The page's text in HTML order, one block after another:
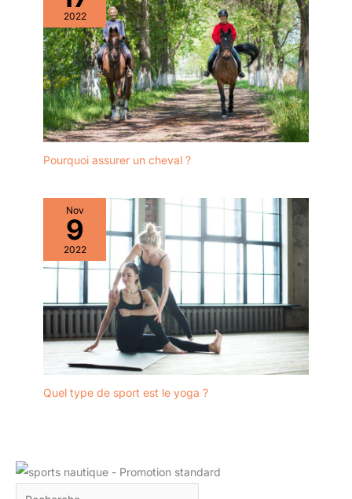
2022
Pourquoi assurer un cheval ?
Nov
9
2022
Quel type de sport est le yoga ?